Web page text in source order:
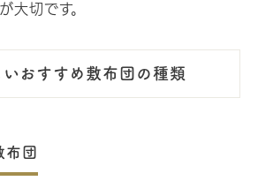
大切です。
おすすめ敷布団の種類
布団